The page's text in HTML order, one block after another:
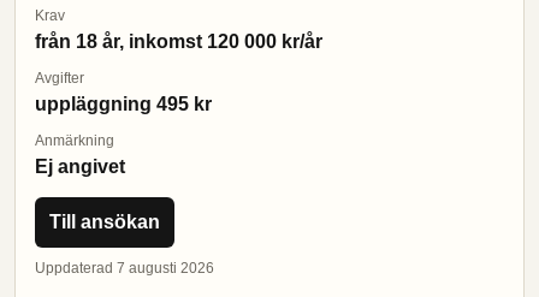
Krav
från 18 år, inkomst 120 000 kr/år
Avgifter
uppläggning 495 kr
Anmärkning
Ej angivet
Till ansökan
Uppdaterad 7 augusti 2026